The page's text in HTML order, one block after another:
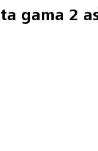
gama 2